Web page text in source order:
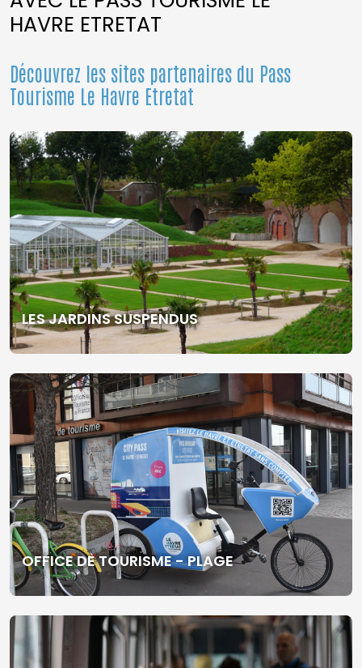
HAVRE ETRETAT
Découvrez les sites partenaires du Pass
Tourisme Le Havre Etretat
LES JARDINS SUSPENDUS
OFFICE DE TOURISME - PLAGE